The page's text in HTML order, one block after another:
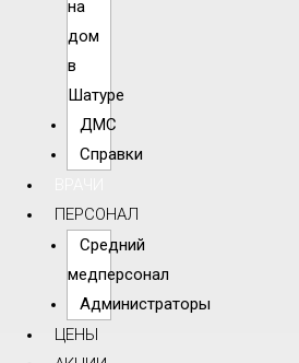
на
дом
в
Шатуре
ДМС
Справки
ПЕРСОНАЛ
Средний
медперсонал
Администраторы
ЦЕНЫ